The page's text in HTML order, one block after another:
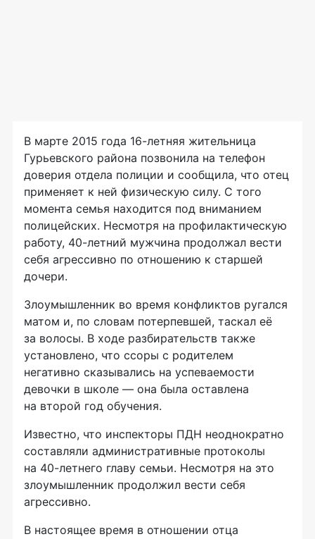
В марте 2015 года 16-летняя жительница
Гурьевского района позвонила на телефон
доверия отдела полиции и сообщила, что отец
применяет к ней физическую силу. С того
момента семья находится под вниманием
полицейских. Несмотря на профилактическую
работу, 40-летний мужчина продолжал вести
себя агрессивно по отношению к старшей
дочери.
Злоумышленник во время конфликтов ругался
матом и, по словам потерпевшей, таскал её
за волосы. В ходе разбирательств также
установлено, что ссоры с родителем
негативно сказывались на успеваемости
девочки в школе — она была оставлена
на второй год обучения.
Известно, что инспекторы ПДН неоднократно
составляли административные протоколы
на 40-летнего главу семьи. Несмотря на это
злоумышленник продолжил вести себя
агрессивно.
В настоящее время в отношении отца